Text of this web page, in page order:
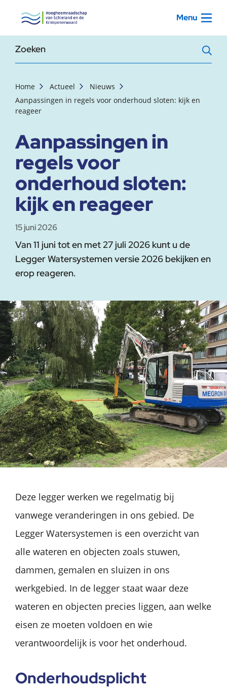
, startpagina Menu
Zoekterm
Home Actueel
Nieuws
Aanpassingen in regels voor onderhoud sloten: kijk en
reageer
Aanpassingen in
regels voor
onderhoud sloten:
kijk en reageer
15 juni 2026
Van 11 juni tot en met 27 juli 2026 kunt u de
Legger Watersystemen versie 2026 bekijken en
erop reageren.
Deze legger werken we regelmatig bij
vanwege veranderingen in ons gebied. De
Legger Watersystemen is een overzicht van
alle wateren en objecten zoals stuwen,
dammen, gemalen en sluizen in ons
werkgebied. In de legger staat waar deze
wateren en objecten precies liggen, aan welke
eisen ze moeten voldoen en wie
verantwoordelijk is voor het onderhoud.
Onderhoudsplicht